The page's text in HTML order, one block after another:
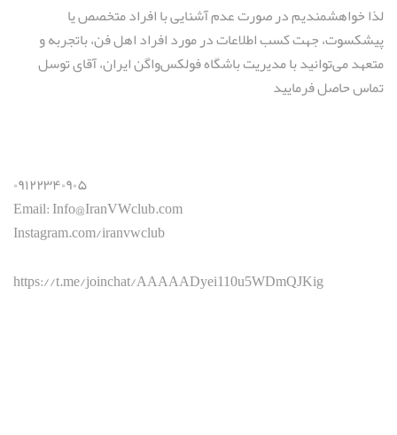
لذا خواهشمندیم در صورت عدم آشنايی با افراد متخصص يا
پيشكسوت، جهت كسب اطلاعات در مورد افراد اهل فن، باتجربه و
متعهد می‌توانيد با مديريت باشگاه فولكس‌واگن ايران، آقای توسل
تماس حاصل فرماييد
۰۹۱۲۲۳۴۰۹۰۵
Email: Info@IranVWclub.com
Instagram.com/iranvwclub
https://t.me/joinchat/AAAAADyei110u5WDmQJKig